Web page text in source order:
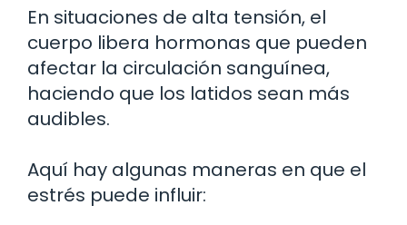
En situaciones de alta tensión, el
cuerpo libera hormonas que pueden
afectar la circulación sanguínea,
haciendo que los latidos sean más
audibles.
Aquí hay algunas maneras en que el
estrés puede influir: